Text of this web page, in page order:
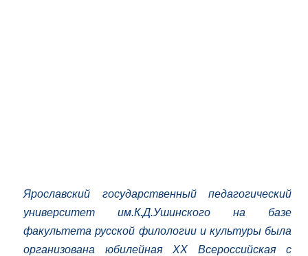
Ярославский государственный педагогический
университет им.К.Д.Ушинского на базе
факультета русской филологии и культуры была
организована юбилейная XX Всероссийская с